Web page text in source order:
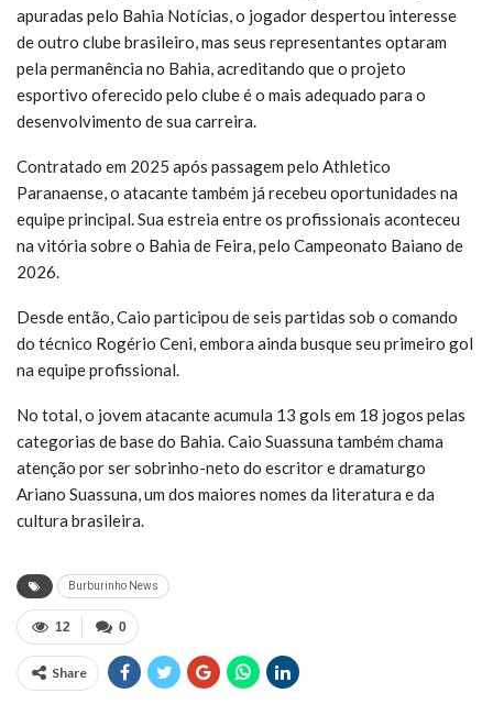
apuradas pelo Bahia Notícias, o jogador despertou interesse
de outro clube brasileiro, mas seus representantes optaram
pela permanência no Bahia, acreditando que o projeto
esportivo oferecido pelo clube é o mais adequado para o
desenvolvimento de sua carreira.
Contratado em 2025 após passagem pelo Athletico
Paranaense, o atacante também já recebeu oportunidades na
equipe principal. Sua estreia entre os profissionais aconteceu
na vitória sobre o Bahia de Feira, pelo Campeonato Baiano de
2026.
Desde então, Caio participou de seis partidas sob o comando
do técnico Rogério Ceni, embora ainda busque seu primeiro gol
na equipe profissional.
No total, o jovem atacante acumula 13 gols em 18 jogos pelas
categorias de base do Bahia. Caio Suassuna também chama
atenção por ser sobrinho-neto do escritor e dramaturgo
Ariano Suassuna, um dos maiores nomes da literatura e da
cultura brasileira.
Burburinho News
0
12
Share